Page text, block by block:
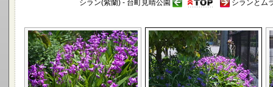
シラン(紫蘭) - 台町見晴公園 シランとム